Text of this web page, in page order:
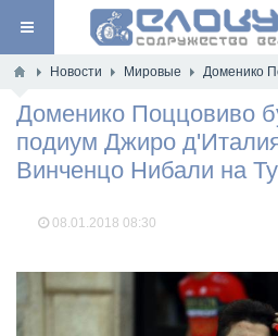
Новости Мировые Доменико
Доменико Поццовиво
подиум Джиро
Винченцо Нибали на
08.01.2018 08:30